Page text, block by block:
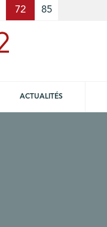
72 85
ACTUALITÉS